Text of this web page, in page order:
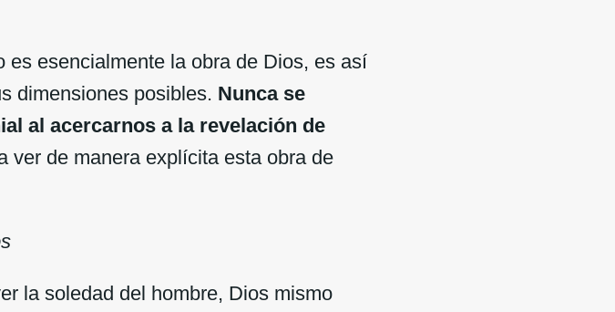
esencialmente la obra de Dios, es así
dimensiones posibles. Nunca se
al acercarnos a la revelación de
ver de manera explícita esta obra de
la soledad del hombre, Dios mismo